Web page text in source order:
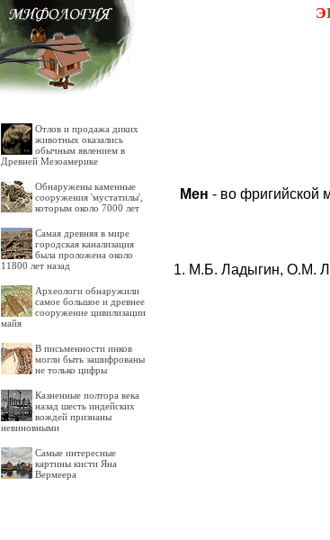
Э
Отлов и продажа диких
животных оказались
обычным явлением в
Древней Мезоамерике
Обнаружены каменные
сооружения 'мустатилы',
которым около 7000 лет
Самая древняя в мире
городская канализация
была проложена около
11800 лет назад
Археологи обнаружили
самое большое и древнее
сооружение цивилизации
майя
В письменности инков
могли быть зашифрованы
не только цифры
Казненные полтора века
назад шесть индейских
вождей признаны
невиновными
Самые интересные
картины кисти Яна
Вермеера
Мен - во фригийской
М.Б. Ладыгин, О.М.